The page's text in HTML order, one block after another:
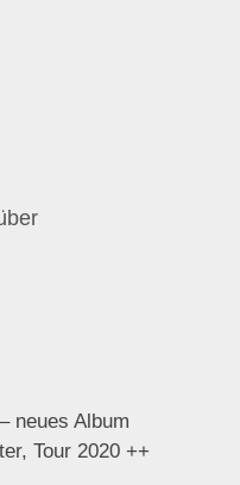
neues Album
Tour 2020 ++